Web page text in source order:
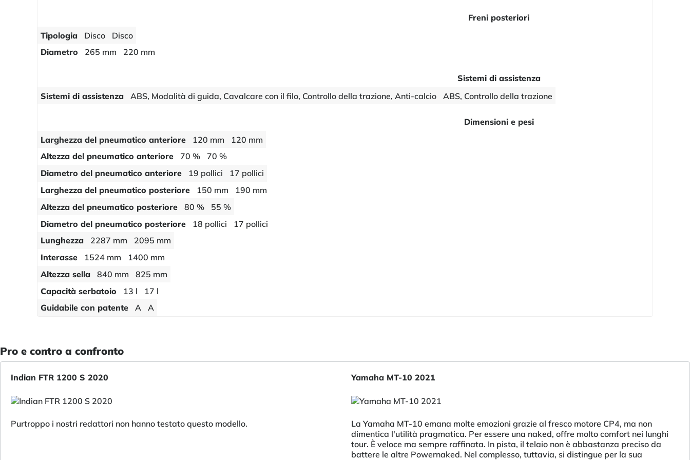
Freni posteriori
Tipologia
Disco
Disco
Diametro
265 mm 220 mm
Sistemi di assistenza
Sistemi di assistenza
ABS, Modalità di guida, Cavalcare con il filo, Controllo della trazione, Anti-calcio ABS, Controllo della trazione
Dimensioni e pesi
Larghezza del pneumatico anteriore
120 mm
120 mm
Altezza del pneumatico anteriore
70 %
70 %
Diametro del pneumatico anteriore
19 pollici
17 pollici
Larghezza del pneumatico posteriore
150 mm
190 mm
Altezza del pneumatico posteriore
80 %
55 %
Diametro del pneumatico posteriore
18 pollici
17 pollici
Lunghezza
2287 mm
2095 mm
Interasse
1524 mm
1400 mm
Altezza sella
840 mm
825 mm
Capacità serbatoio
13 l
17 l
Guidabile con patente
A A
Pro e contro a confronto
Indian FTR 1200 S 2020
Purtroppo i nostri redattori non hanno testato questo modello.
Yamaha MT-10 2021
La Yamaha MT-10 emana molte emozioni grazie al fresco motore CP4, ma non
dimentica l'utilità pragmatica. Per essere una naked, offre molto comfort nei lunghi
tour. È veloce ma sempre raffinata. In pista, il telaio non è abbastanza preciso da
battere le altre Powernaked. Nel complesso, tuttavia, si distingue per la sua